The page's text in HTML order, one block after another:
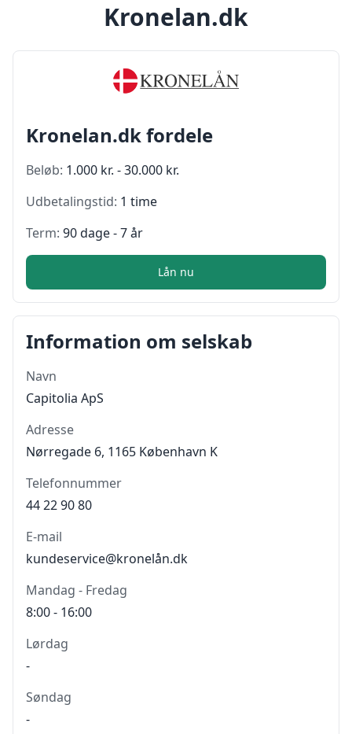
Kronelan.dk
Kronelan.dk fordele
Beløb: 1.000 kr. - 30.000 kr.
Udbetalingstid: 1 time
Term: 90 dage - 7 år
Lån nu
Information om selskab
Navn
Capitolia ApS
Adresse
Nørregade 6, 1165 København K
Telefonnummer
44 22 90 80
E-mail
kundeservice@kronelån.dk
Mandag - Fredag
8:00 - 16:00
Lørdag
-
Søndag
-